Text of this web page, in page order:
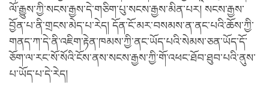
ལོ་རྒྱུས་ཀྱི་སངས་རྒྱས་དེ་གཅིག་པུ་སངས་རྒྱས་མིན་པར། སངས་རྒྱས་
བྱོན་པ་ནི་གྲངས་མེད་པ་རེད། དོན་ངོ་མར་བསམས་ན་ནང་པའི་ཆོས་ཀྱི་
གནད་ཀ་དེ་ནི་འཇིག་རྟེན་ཁམས་ཀྱི་ནང་ཡོད་པའི་སེམས་ཅན་ཡོད་དོ་
ཅོག་ལ་རང་སོ་སོའི་ངོས་ནས་སངས་རྒྱས་ཀྱི་གོ་འཕང་ཐོབ་ཐུབ་པའི་ནུས་
པ་ཡོད་པ་དེ་རེད།